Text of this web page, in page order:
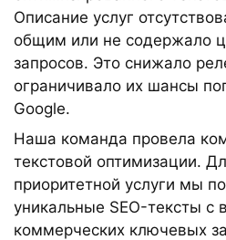
Описание услуг
общим или не содержало
запросов. Это снижало
ограничивало их шансы
Google.
Наша команда провела
текстовой оптимизации.
приоритетной услуги мы
уникальные SEO-тексты с
коммерческих ключевых